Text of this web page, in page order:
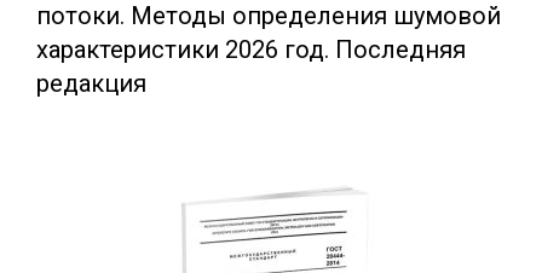
потоки. Методы определения шумовой
характеристики 2026 год. Последняя
редакция